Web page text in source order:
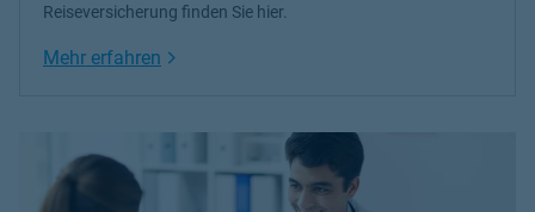
Reiseversicherung finden Sie hier.
Mehr erfahren Link Opens in New Tab